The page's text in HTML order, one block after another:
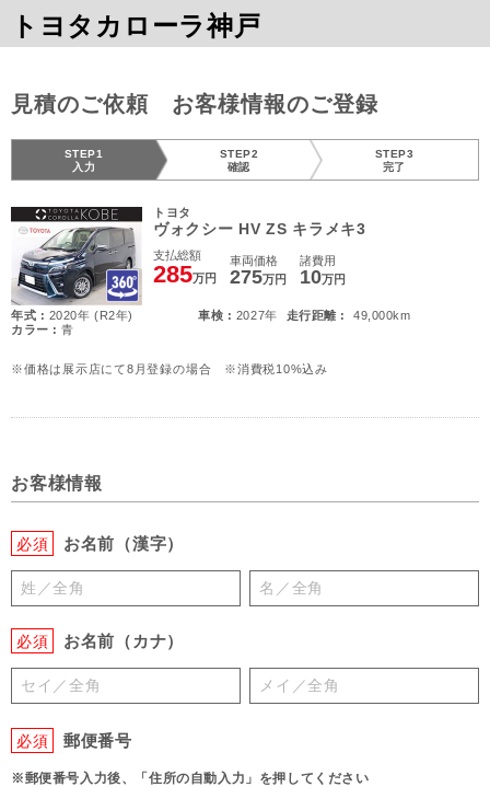
トヨタカローラ神戸
見積のご依頼 お客様情報のご登録
STEP1
入力
STEP2
確認
STEP3
完了
トヨタ
ヴォクシー HV ZS キラメキ3
支払総額
285万円
車両価格
275万円
諸費用
10万円
年式 : 2020年 (R2年) 車検 : 2027年 走行距離 :
49,000km
カラー :青
※価格は展示店にて8月登録の場合 ※消費税10%込み
お客様情報
必須 お名前（漢字）
必須 お名前（カナ）
必須 郵便番号
※郵便番号入力後、「住所の自動入力」を押してください